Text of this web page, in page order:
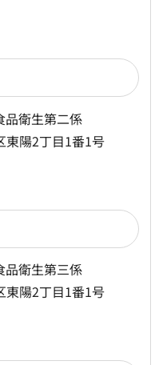
品衛生第二係
東陽2丁目1番1号
品衛生第三係
東陽2丁目1番1号